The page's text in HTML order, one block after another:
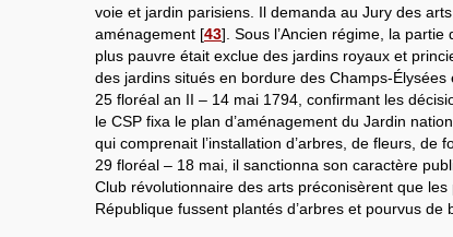
voie et jardin parisiens. Il demanda au Jury des
aménagement [43] . Sous l’Ancien régime, la
plus pauvre était exclue des jardins royaux et
des jardins situés en bordure des Champs-Élysées
25 floréal an II – 14 mai 1794, confirmant les
le CSP fixa le plan d’aménagement du Jardin
qui comprenait l’installation d’arbres, de fleurs, de
29 floréal – 18 mai, il sanctionna son caractère
Club révolutionnaire des arts préconisèrent que
République fussent plantés d’arbres et pourvus de